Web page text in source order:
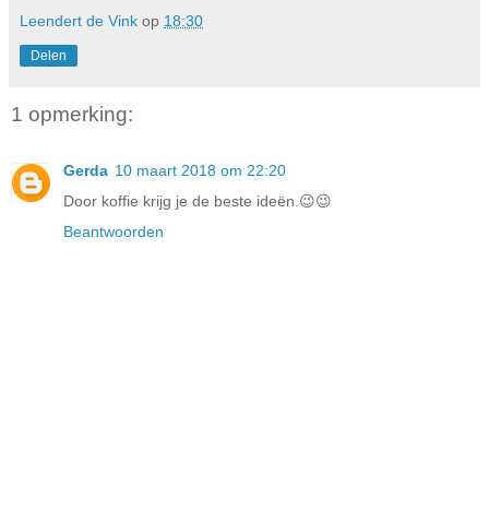
Leendert de Vink op 18:30
Delen
1 opmerking:
Gerda 10 maart 2018 om 22:20
Door koffie krijg je de beste ideën.😉😉
Beantwoorden